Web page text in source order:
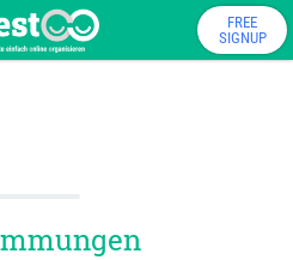
FREE
SIGNUP